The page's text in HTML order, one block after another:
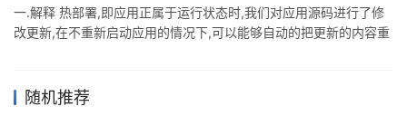
系统变量:Path中复制
一.解释 热部署,即应用正属于运行状态时,我们对应用源码进行了修
改更新,在不重新启动应用的情况下,可以能够自动的把更新的内容重
在生产环境上运行的程序,可以在不停止运行的情况下进行升级,不影
随机推荐